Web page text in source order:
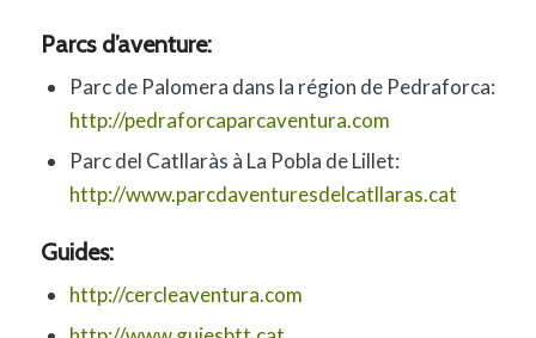
Parcs d’aventure:
Parc de Palomera dans la région de Pedraforca:
http://pedraforcaparcaventura.com
Parc del Catllaràs à La Pobla de Lillet:
http://www.parcdaventuresdelcatllaras.cat
Guides:
http://cercleaventura.com